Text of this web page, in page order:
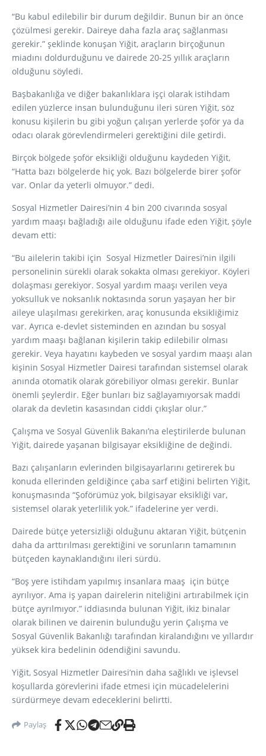
“Bu kabul edilebilir bir durum değildir. Bunun bir an önce
çözülmesi gerekir. Daireye daha fazla araç sağlanması
gerekir.” şeklinde konuşan Yiğit, araçların birçoğunun
miadını doldurduğunu ve dairede 20-25 yıllık araçların
olduğunu söyledi.
Başbakanlığa ve diğer bakanlıklara işçi olarak istihdam
edilen yüzlerce insan bulunduğunu ileri süren Yiğit, söz
konusu kişilerin bu gibi yoğun çalışan yerlerde şoför ya da
odacı olarak görevlendirmeleri gerektiğini dile getirdi.
Birçok bölgede şoför eksikliği olduğunu kaydeden Yiğit,
“Hatta bazı bölgelerde hiç yok. Bazı bölgelerde birer şoför
var. Onlar da yeterli olmuyor.” dedi.
Sosyal Hizmetler Dairesi’nin 4 bin 200 civarında sosyal
yardım maaşı bağladığı aile olduğunu ifade eden Yiğit, şöyle
devam etti:
“Bu ailelerin takibi için Sosyal Hizmetler Dairesi’nin ilgili
personelinin sürekli olarak sokakta olması gerekiyor. Köyleri
dolaşması gerekiyor. Sosyal yardım maaşı verilen veya
yoksulluk ve noksanlık noktasında sorun yaşayan her bir
aileye ulaşılması gerekirken, araç konusunda eksikliğimiz
var. Ayrıca e-devlet sisteminden en azından bu sosyal
yardım maaşı bağlanan kişilerin takip edilebilir olması
gerekir. Veya hayatını kaybeden ve sosyal yardım maaşı alan
kişinin Sosyal Hizmetler Dairesi tarafından sistemsel olarak
anında otomatik olarak görebiliyor olması gerekir. Bunlar
önemli şeylerdir. Eğer bunları biz sağlayamıyorsak maddi
olarak da devletin kasasından ciddi çıkışlar olur.”
Çalışma ve Sosyal Güvenlik Bakanı’na eleştirilerde bulunan
Yiğit, dairede yaşanan bilgisayar eksikliğine de değindi.
Bazı çalışanların evlerinden bilgisayarlarını getirerek bu
konuda ellerinden geldiğince çaba sarf etiğini belirten Yiğit,
konuşmasında “Şoförümüz yok, bilgisayar eksikliği var,
sistemsel olarak yeterlilik yok.” ifadelerine yer verdi.
Dairede bütçe yetersizliği olduğunu aktaran Yiğit, bütçenin
daha da arttırılması gerektiğini ve sorunların tamamının
bütçeden kaynaklandığını ileri sürdü.
“Boş yere istihdam yapılmış insanlara maaş için bütçe
ayrılıyor. Ama iş yapan dairelerin niteliğini artırabilmek için
bütçe ayrılmıyor.” iddiasında bulunan Yiğit, ikiz binalar
olarak bilinen ve dairenin bulunduğu yerin Çalışma ve
Sosyal Güvenlik Bakanlığı tarafından kiralandığını ve yıllardır
yüksek kira bedelinin ödendiğini savundu.
Yiğit, Sosyal Hizmetler Dairesi’nin daha sağlıklı ve işlevsel
koşullarda görevlerini ifade etmesi için mücadelelerini
sürdürmeye devam edeceklerini belirtti.
Paylaş